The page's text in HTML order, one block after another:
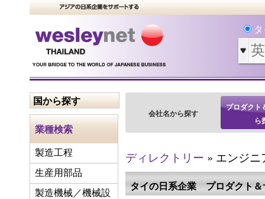
国から探す
業種検索
製造工程
生産用部品
製造機械／機械設
会社名から探す
プロダクト
ら
ディレクトリー » エンジ
タイの日系企業 プロダクト＆